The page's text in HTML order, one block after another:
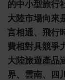
的中小型旅行
大陸市場向來
言相通、飛行
費相對具競爭
大陸旅遊產品
界、雲南、四